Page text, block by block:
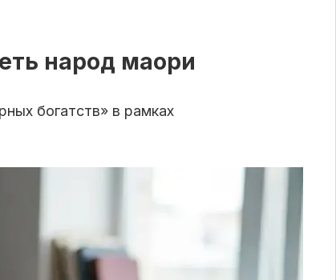
народ маори
богатств» в рамках